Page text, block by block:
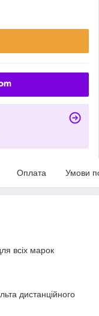
Оплата Умови
всіх марок
дистанційного